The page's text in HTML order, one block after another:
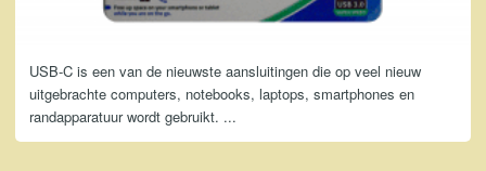
USB-C is een van de nieuwste aansluitingen die op veel nieuw
uitgebrachte computers, notebooks, laptops, smartphones en
randapparatuur wordt gebruikt. ...